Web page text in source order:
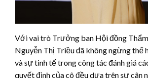
Với vai trò Trưởng ban Hội đồng
Nguyễn Thị Triều đã không ngừng thể
và sự tinh tế trong công tác đánh giá
quyết định của cô đều dựa trên sự cân